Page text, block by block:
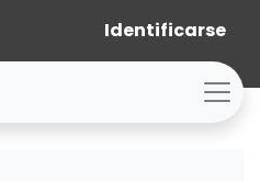
Identificarse